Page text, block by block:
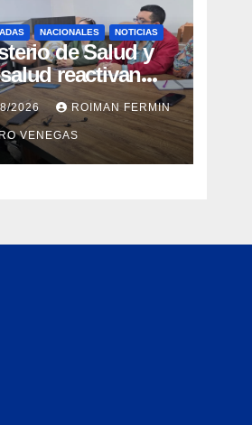
NACIONALES NOTICIAS
de Salud y
reactivan
para la vigilancia
y el
de
2026 ROIMAN FERMIN
VENEGAS